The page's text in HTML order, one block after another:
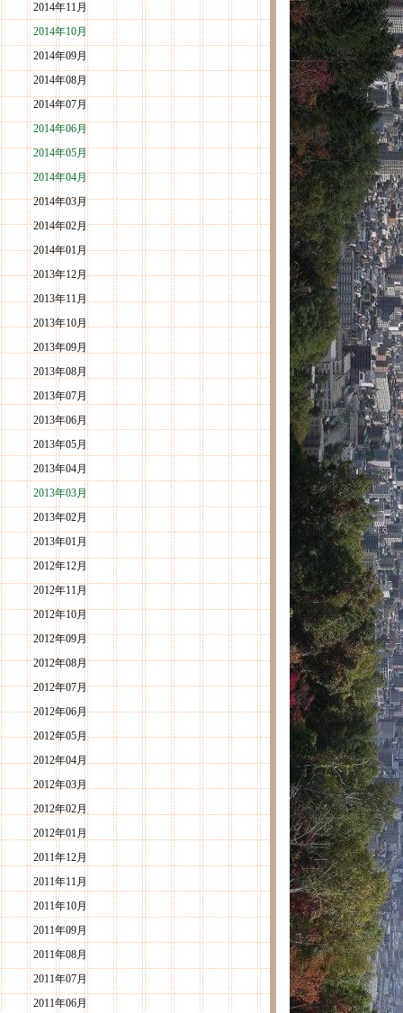
2014年11月
2014年10月
2014年09月
2014年08月
2014年07月
2014年06月
2014年05月
2014年04月
2014年03月
2014年02月
2014年01月
2013年12月
2013年11月
2013年10月
2013年09月
2013年08月
2013年07月
2013年06月
2013年05月
2013年04月
2013年03月
2013年02月
2013年01月
2012年12月
2012年11月
2012年10月
2012年09月
2012年08月
2012年07月
2012年06月
2012年05月
2012年04月
2012年03月
2012年02月
2012年01月
2011年12月
2011年11月
2011年10月
2011年09月
2011年08月
2011年07月
2011年06月